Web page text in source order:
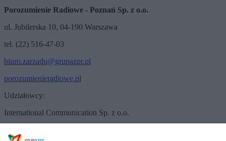
Porozumienie Radiowe - Poznań Sp. z o.o.
ul. Jubilerska 10, 04-190 Warszawa
tel. (22) 516-47-03
biuro.zarzadu@grupazpr.pl
porozumienieradiowe.pl
Udziałowcy:
International Communication Sp. z o.o.